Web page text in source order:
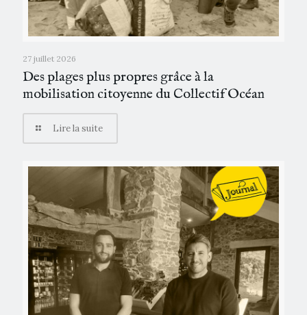
27 juillet 2026
Des plages plus propres grâce à la
mobilisation citoyenne du Collectif Océan
Lire la suite